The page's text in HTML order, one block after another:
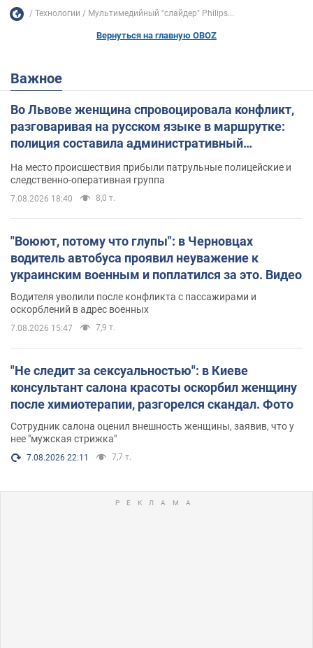
Технологии Мультимедийный "слайдер" Philips...
Вернуться на главную OBOZ
Важное
Во Львове женщина спровоцировала конфликт,
разговаривая на русском языке в маршрутке:
полиция составила административный
На место происшествия прибыли патрульные полицейские и
следственно-оперативная группа
7.08.2026 18:40 8,0 т.
"Воюют, потому что глупы": в Черновцах
водитель автобуса проявил неуважение к
украинским военным и поплатился за это. Видео
Водителя уволили после конфликта с пассажирами и
оскорблений в адрес военных
7.08.2026 15:47 7,9 т.
"Не следит за сексуальностью": в Киеве
консультант салона красоты оскорбил женщину
после химиотерапии, разгорелся скандал. Фото
Сотрудник салона оценил внешность женщины, заявив, что у
нее "мужская стрижка"
7.08.2026 22:11 7,7 т.